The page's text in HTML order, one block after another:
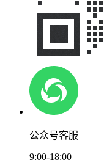
公众号客服
9:00-18:00